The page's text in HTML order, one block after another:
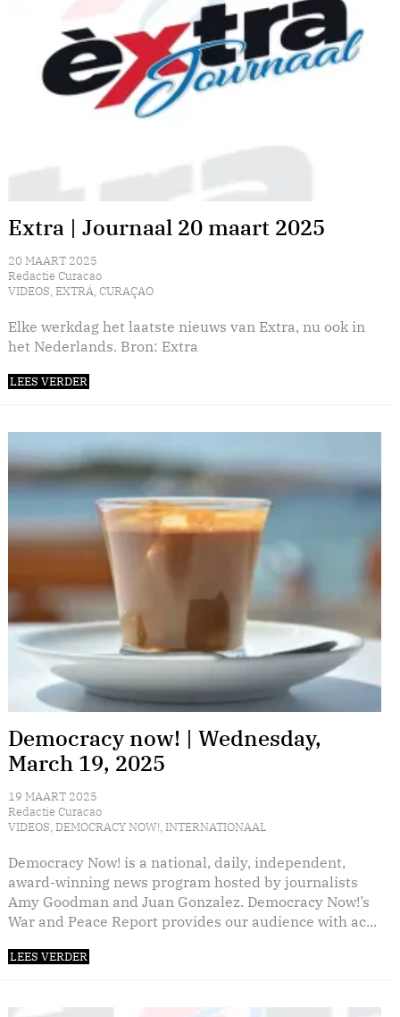
Extra | Journaal 20 maart 2025
20 MAART 2025
Redactie Curacao
VIDEOS, EXTRÁ, CURAÇAO
Elke werkdag het laatste nieuws van Extra, nu ook in
het Nederlands. Bron: Extra
LEES VERDER
Democracy now! | Wednesday,
March 19, 2025
19 MAART 2025
Redactie Curacao
VIDEOS, DEMOCRACY NOW!, INTERNATIONAAL
Democracy Now! is a national, daily, independent,
award-winning news program hosted by journalists
Amy Goodman and Juan Gonzalez. Democracy Now!’s
War and Peace Report provides our audience with ac...
LEES VERDER